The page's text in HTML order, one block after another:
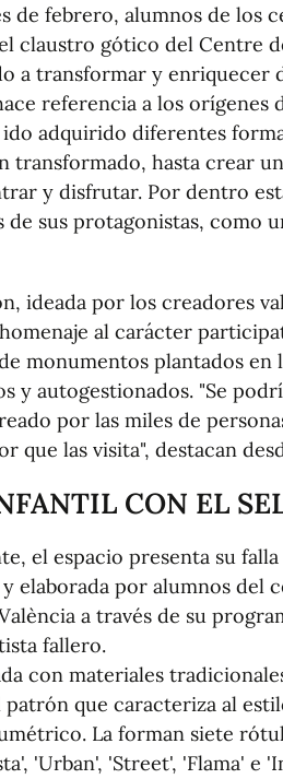
de febrero, alumnos de los
claustro gótico del Centre
a transformar y enriquecer
referencia a los orígenes
ido adquirido diferentes
transformado, hasta crear
y disfrutar. Por dentro
de sus protagonistas, como
ideada por los creadores
al carácter
monumentos plantados en
y autogestionados. "Se
por las miles de
que las visita", destacan
CON EL
el espacio presenta su
elaborada por alumnos del
a través de su
fallero.
con materiales
patrón que caracteriza al
La forman siete
'Urban', 'Street', 'Flama' e